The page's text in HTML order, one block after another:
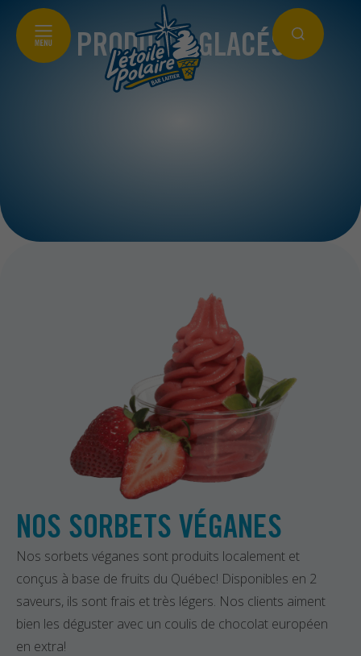
PRODUITS GLACÉS
NOS SORBETS VÉGANES
Nos sorbets véganes sont produits localement et
conçus à base de fruits du Québec! Disponibles en 2
saveurs, ils sont frais et très légers. Nos clients aiment
bien les déguster avec un coulis de chocolat européen
en extra!